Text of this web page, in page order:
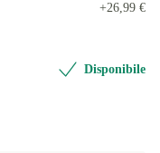
+26,99 €
Disponibile